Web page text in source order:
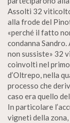
Assolti 32
alla frode del
«perché il fatto
condanna
non sussiste» 32
coinvolti nel
d’Oltrepo, nella
processo che
caso era quello
In particolare
vigneti della